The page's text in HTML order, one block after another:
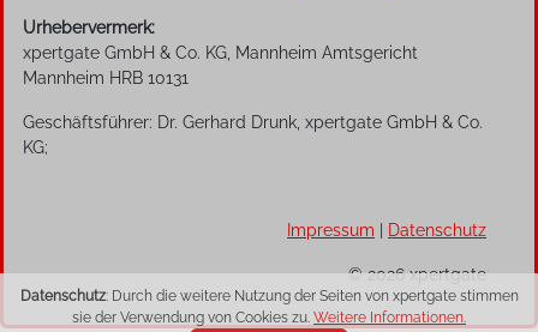
Urhebervermerk:
xpertgate GmbH & Co. KG, Mannheim Amtsgericht
Mannheim HRB 10131
Geschäftsführer: Dr. Gerhard Drunk, xpertgate GmbH & Co.
KG;
Impressum | Datenschutz
© 2026 xpertgate
Datenschutz: Durch die weitere Nutzung der Seiten von xpertgate stimmen
sie der Verwendung von Cookies zu. Weitere Informationen.